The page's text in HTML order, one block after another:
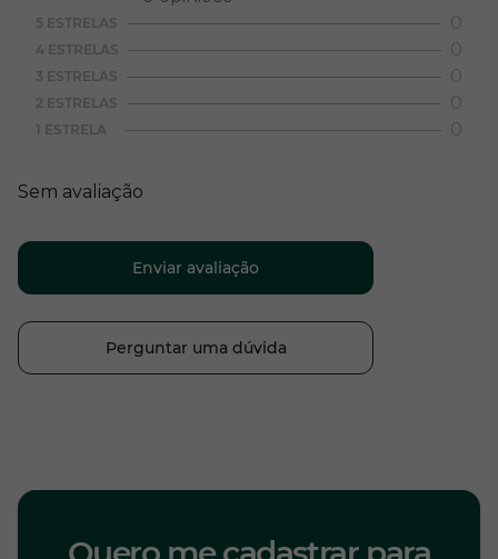
5 ESTRELAS 0
4 ESTRELAS 0
3 ESTRELAS 0
2 ESTRELAS 0
1 ESTRELA 0
Sem avaliação
Enviar avaliação
Perguntar uma dúvida